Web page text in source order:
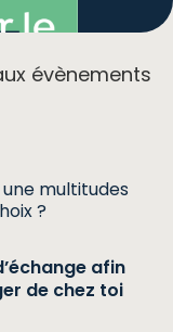
évènements
multitudes
?
afin
de chez toi